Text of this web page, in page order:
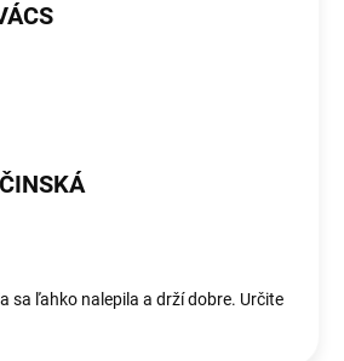
sa ľahko nalepila a drží dobre. Určite